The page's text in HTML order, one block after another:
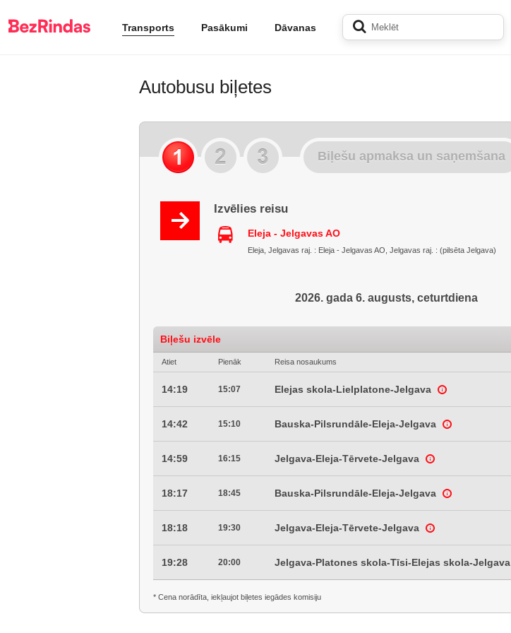
Transports Pasākumi Dāvanas
Autobusu biļetes
Biļešu apmaksa un saņemšana
Izvēlies reisu
Eleja - Jelgavas AO
Eleja, Jelgavas raj. : Eleja - Jelgavas AO, Jelgavas raj. : (pilsēta Jelgava)
2026. gada 6. augusts, ceturtdiena
Biļešu izvēle
Atiet Pienāk Reisa nosaukums
14:19 15:07 Elejas skola-Lielplatone-Jelgava
14:42 15:10 Bauska-Pilsrundāle-Eleja-Jelgava
14:59 16:15 Jelgava-Eleja-Tērvete-Jelgava
18:17 18:45 Bauska-Pilsrundāle-Eleja-Jelgava
18:18 19:30 Jelgava-Eleja-Tērvete-Jelgava
19:28 20:00 Jelgava-Platones skola-Tīsi-Elejas skola-Jelgava
* Cena norādīta, iekļaujot biļetes iegādes komisiju